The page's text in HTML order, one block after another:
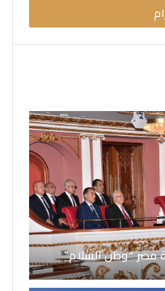
مصر “وطن السلام”